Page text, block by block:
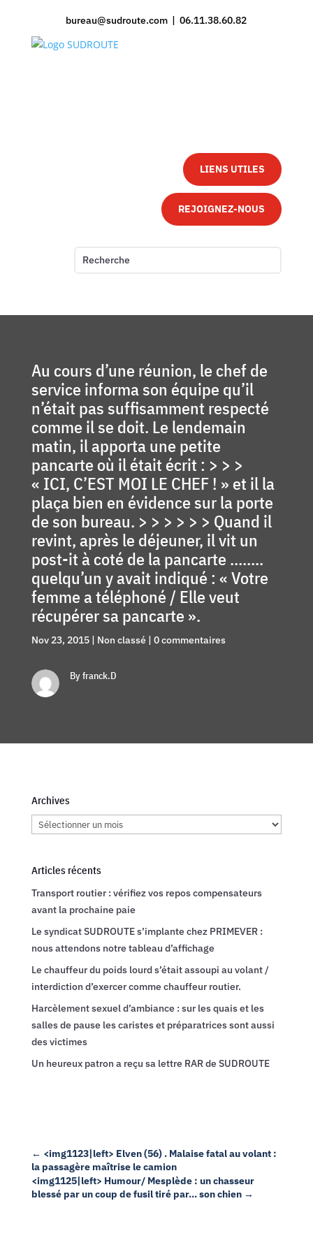
bureau@sudroute.com | 06.11.38.60.82
LIENS UTILES
REJOIGNEZ-NOUS
Au cours d’une réunion, le chef de
service informa son équipe qu’il
n’était pas suffisamment respecté
comme il se doit. Le lendemain
matin, il apporta une petite
pancarte où il était écrit : > > >
« ICI, C’EST MOI LE CHEF ! » et il la
plaça bien en évidence sur la porte
de son bureau. > > > > > > Quand il
revint, après le déjeuner, il vit un
post-it à coté de la pancarte ……..
quelqu’un y avait indiqué : « Votre
femme a téléphoné / Elle veut
récupérer sa pancarte ».
Nov 23, 2015| Non classé| 0 commentaires
By franck.D
Archives
Archives
Articles récents
Transport routier : vérifiez vos repos compensateurs
avant la prochaine paie
Le syndicat SUDROUTE s’implante chez PRIMEVER :
nous attendons notre tableau d’affichage
Le chauffeur du poids lourd s’était assoupi au volant /
interdiction d’exercer comme chauffeur routier.
Harcèlement sexuel d’ambiance : sur les quais et les
salles de pause les caristes et préparatrices sont aussi
des victimes
Un heureux patron a reçu sa lettre RAR de SUDROUTE
← <img1123|left> Elven (56) . Malaise fatal au volant :
la passagère maîtrise le camion
<img1125|left> Humour/ Mesplède : un chasseur
blessé par un coup de fusil tiré par... son chien→